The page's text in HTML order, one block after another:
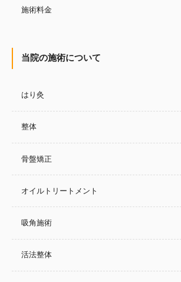
施術料金
当院の施術について
はり灸
整体
骨盤矯正
オイルトリートメント
吸角施術
活法整体